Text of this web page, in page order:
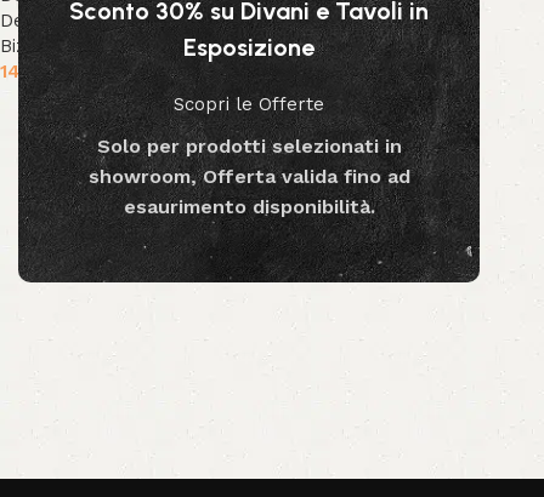
Sconto 30% su Divani e Tavoli in
Esposizione
Scopri le Offerte
Solo per prodotti selezionati in
showroom, Offerta valida fino ad
esaurimento disponibilità.
Decorativi,Collezione
Bizzotto, Collezione Decor
149.99
€
Aggiungi al carrello